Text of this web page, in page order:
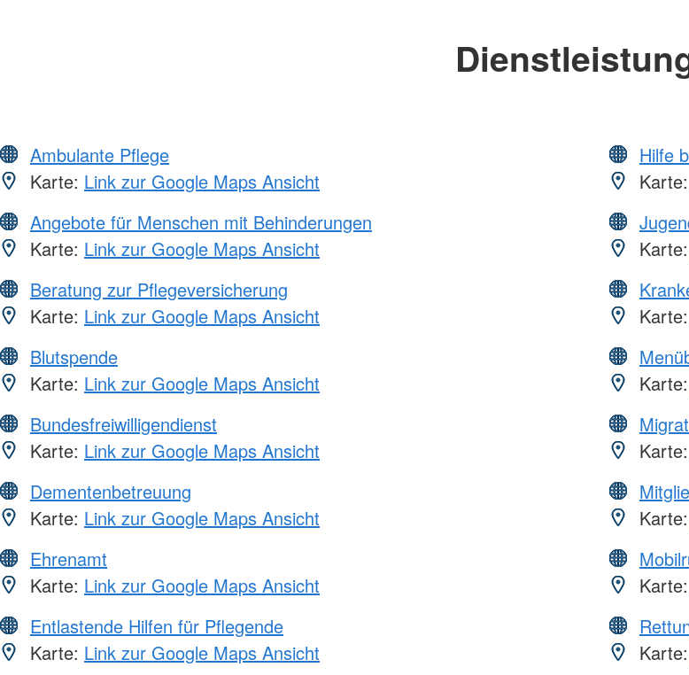
Ambulante Pflege
Karte: Link zur Google Maps Ansicht
Angebote für Menschen mit Behinderungen
Karte: Link zur Google Maps Ansicht
Beratung zur Pflegeversicherung
Karte: Link zur Google Maps Ansicht
Blutspende
Karte: Link zur Google Maps Ansicht
Bundesfreiwilligendienst
Karte: Link zur Google Maps Ansicht
Dementenbetreuung
Karte: Link zur Google Maps Ansicht
Ehrenamt
Karte: Link zur Google Maps Ansicht
Entlastende Hilfen für Pflegende
Karte: Link zur Google Maps Ansicht
Hilfe
Karte:
Karte:
Karte:
Karte:
Karte:
Karte:
Karte:
Karte: